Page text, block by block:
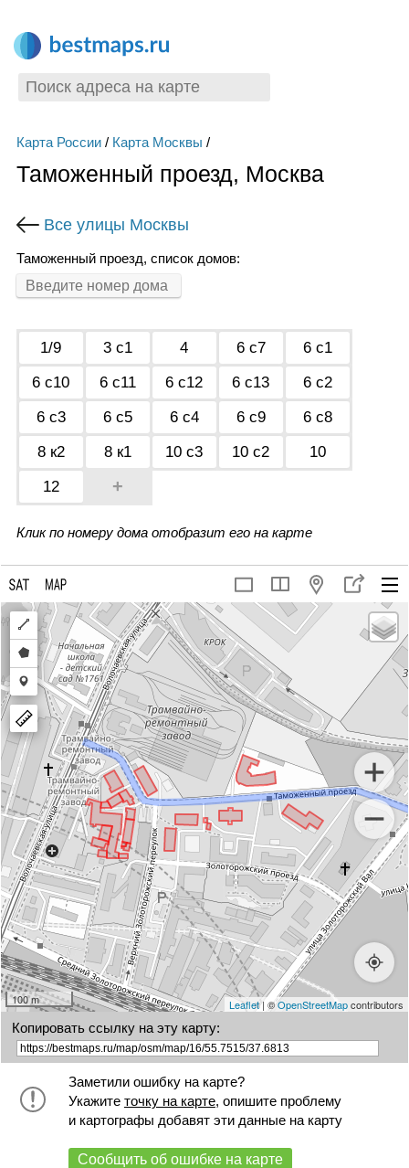
Карта России/ Карта Москвы /
Таможенный проезд, Москва
Все улицы Москвы
Таможенный проезд, список домов:
1/9 3 с1 4 6 с7
6 с1
6 с10
6 с11 6 с12 6 с13
6 с2
6 с3
6 с5 6 с4 6 с9
6 с8
8 к2
8 к1 10 с3 10 с2
10
12
+
Клик по номеру дома отобразит его на карте
Draw
a
polyline
Draw
a
polygon
Draw
a
marker
100 m Leaflet| ©OpenStreetMapcontributors
Копировать ссылку на эту карту:
Заметили ошибку на карте?
Укажите точку на карте, опишите проблему
и картографы добавят эти данные на карту
Сообщить об ошибке на карте